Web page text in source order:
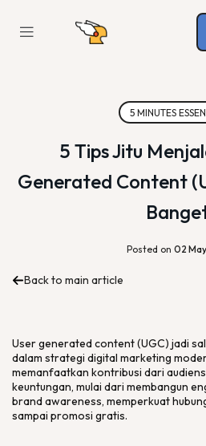
5 MINUTES
5 Tips Jitu
Generated Content
Posted on 02
Back to main article
User generated content(UGC) jadi
dalam strategi digital marketing
memanfaatkan kontribusi dari
keuntungan, mulai dari membangun
brand awareness, memperkuat
sampai promosi gratis.